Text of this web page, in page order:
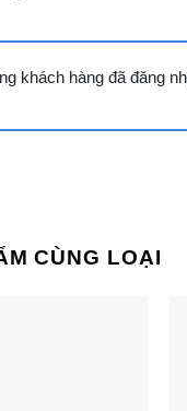
khách hàng đã đăng
CÙNG LOẠI